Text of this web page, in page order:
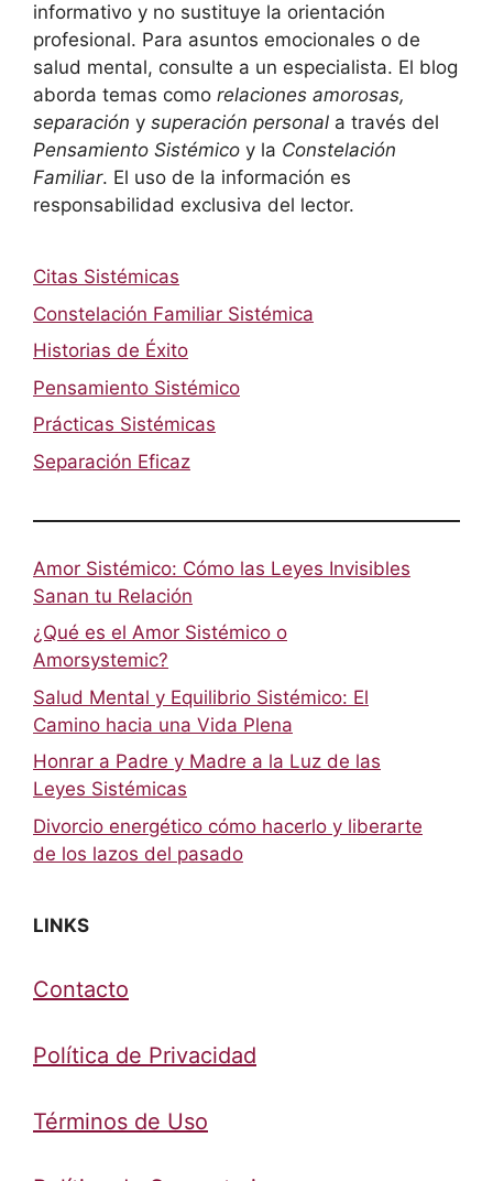
informativo y no sustituye la orientación
profesional. Para asuntos emocionales o de
salud mental, consulte a un especialista. El blog
aborda temas como relaciones amorosas,
separación y superación personal a través del
Pensamiento Sistémico y la Constelación
Familiar. El uso de la información es
responsabilidad exclusiva del lector.
Citas Sistémicas
Constelación Familiar Sistémica
Historias de Éxito
Pensamiento Sistémico
Prácticas Sistémicas
Separación Eficaz
Amor Sistémico: Cómo las Leyes Invisibles
Sanan tu Relación
¿Qué es el Amor Sistémico o
Amorsystemic?
Salud Mental y Equilibrio Sistémico: El
Camino hacia una Vida Plena
Honrar a Padre y Madre a la Luz de las
Leyes Sistémicas
Divorcio energético cómo hacerlo y liberarte
de los lazos del pasado
LINKS
Contacto
Política de Privacidad
Términos de Uso